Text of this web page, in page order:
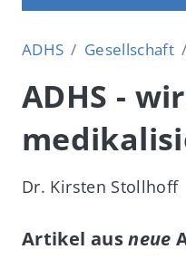
ADHS Gesellschaft
ADHS -
Dr. Kirsten Stollhoff
Artikel ausneue